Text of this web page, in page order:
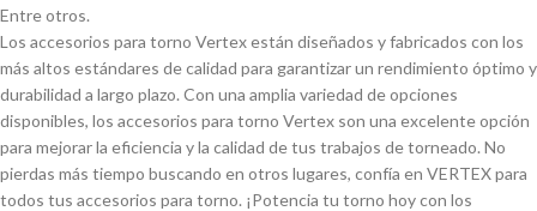
Entre otros.
Los accesorios para torno Vertex están diseñados y fabricados con los
más altos estándares de calidad para garantizar un rendimiento óptimo y
durabilidad a largo plazo. Con una amplia variedad de opciones
disponibles, los accesorios para torno Vertex son una excelente opción
para mejorar la eficiencia y la calidad de tus trabajos de torneado. No
pierdas más tiempo buscando en otros lugares, confí­a en VERTEX para
todos tus accesorios para torno. ¡Potencia tu torno hoy con los